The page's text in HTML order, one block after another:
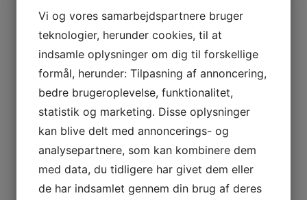
35,00kr.
Voksede væger på fod
Væger på fod, 35 mm, TL 18,
paraffin, 100 stk
35,00kr.
Læs mere
Voksede væger på fod
Vi og vores samarbejdspartnere bruger
teknologier, herunder cookies, til at
indsamle oplysninger om dig til forskellige
formål, herunder: Tilpasning af annoncering,
bedre brugeroplevelse, funktionalitet,
statistik og marketing. Disse oplysninger
kan blive delt med annoncerings- og
analysepartnere, som kan kombinere dem
med data, du tidligere har givet dem eller
de har indsamlet gennem din brug af deres